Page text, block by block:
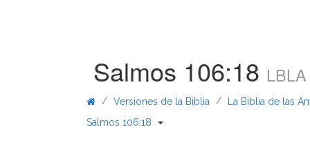
Salmos 106:18 LBLA
/ Versiones de la Biblia / La Biblia de las
Salmos 106:18
{{